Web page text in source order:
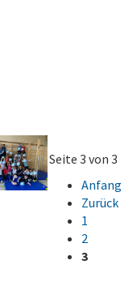
Seite 3 von 3
Anfang
Zurück
1
2
3